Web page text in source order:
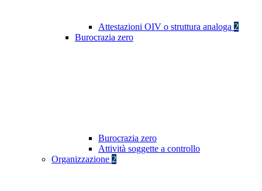
Attestazioni OIV o struttura analoga 2
Burocrazia zero
Burocrazia zero
Attività soggette a controllo
Organizzazione 2